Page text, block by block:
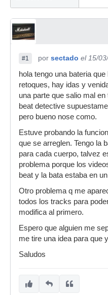
#1 por sectado el 15/
hola tengo una bateria
retoques, hay idas y
una parte que salio mal
beat detective
pero bueno nose como.
Estuve probando la
que se arreglen. Tengo la
para cada cuerpo, talvez
problema porque los
beat y la bata estaba en
Otro problema q me
todos los tracks para
modifica al primero.
Espero que alguien me
me tire una idea para que
Saludos